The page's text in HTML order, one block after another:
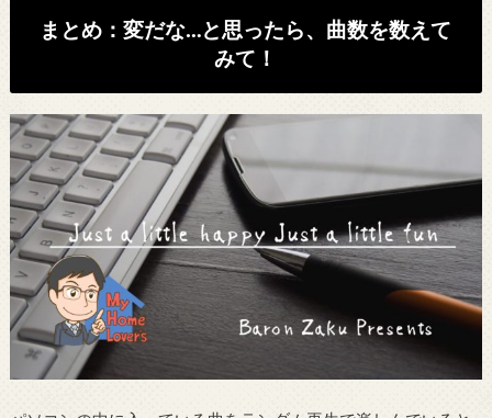
まとめ：変だな…と思ったら、曲数を数えて
みて！